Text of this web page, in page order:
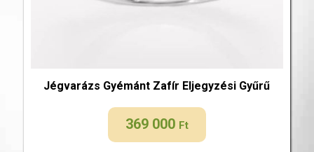
Jégvarázs Gyémánt Zafír Eljegyzési Gyűrű
369 000 Ft